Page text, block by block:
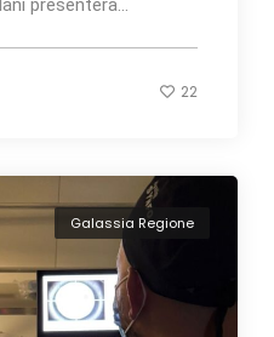
presenterà...
22
Galassia Regione